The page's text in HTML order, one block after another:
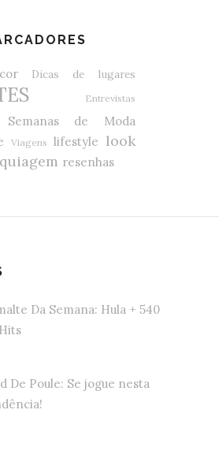
Dicas de lugares
Entrevistas
Semanas de Moda
Viagens lifestyle look
resenhas
Da Semana: Hula + 540
De Poule: Se jogue nesta